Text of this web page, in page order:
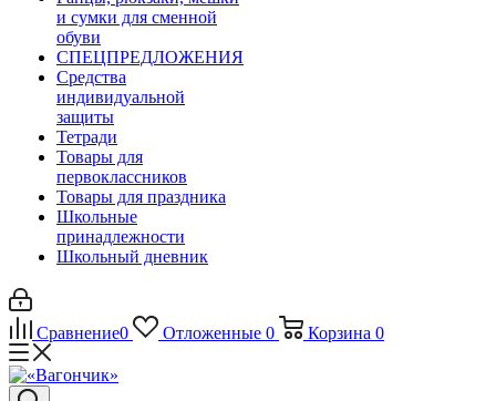
и сумки для сменной
обуви
СПЕЦПРЕДЛОЖЕНИЯ
Средства
индивидуальной
защиты
Тетради
Товары для
первоклассников
Товары для праздника
Школьные
принадлежности
Школьный дневник
Сравнение0 Отложенные 0 Корзина 0